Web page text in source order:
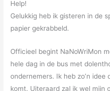
Help!
Gelukkig heb ik gisteren in de
papier gekrabbeld.
Officieel begint NaNoWriMon
hele dag in de bus met
ondernemers. Ik heb zo’n
komt. Uiteraard zal ik wel mijn